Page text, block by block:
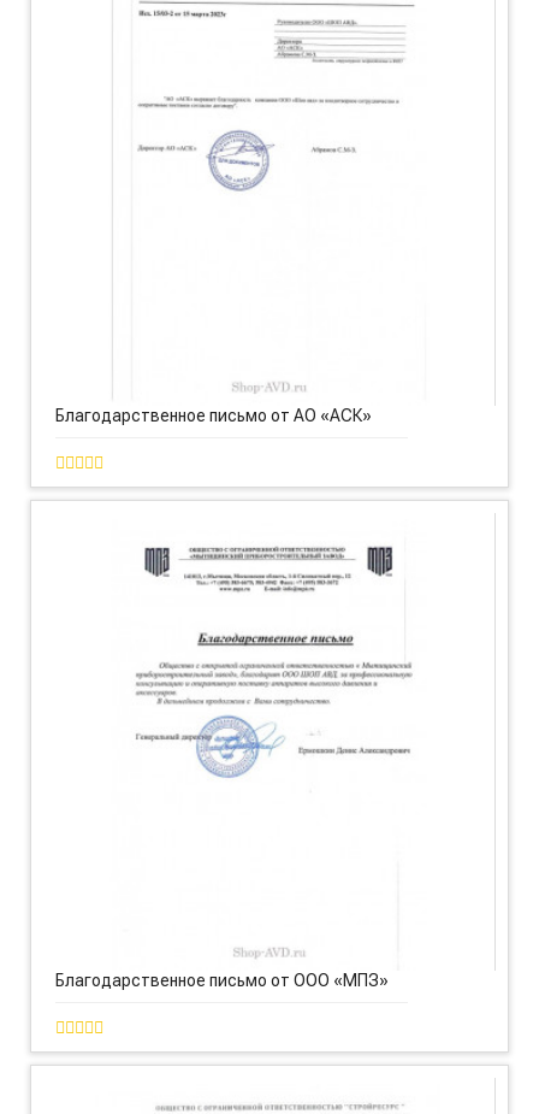
Благодарственное письмо от АО «АСК»
Благодарственное письмо от ООО «МПЗ»